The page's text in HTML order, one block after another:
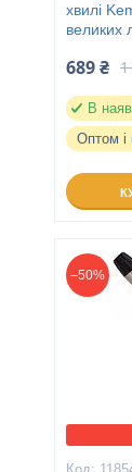
хвилі
великих
689 ₴
В
Оптом і
–50%